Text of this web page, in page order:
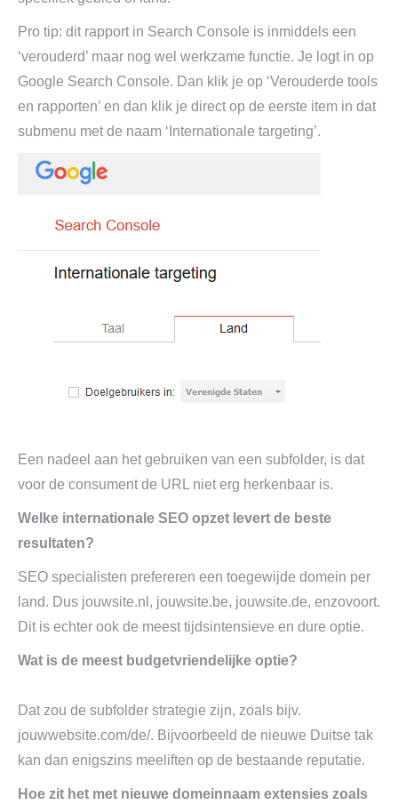
Pro tip: dit rapport in Search Console is inmiddels een
‘verouderd’ maar nog wel werkzame functie. Je logt in op
Google Search Console. Dan klik je op ‘Verouderde tools
en rapporten’ en dan klik je direct op de eerste item in dat
submenu met de naam ‘Internationale targeting’.
Een nadeel aan het gebruiken van een subfolder, is dat
voor de consument de URL niet erg herkenbaar is.
Welke internationale SEO opzet levert de beste
resultaten?
SEO specialisten prefereren een toegewijde domein per
land. Dus jouwsite.nl, jouwsite.be, jouwsite.de, enzovoort.
Dit is echter ook de meest tijdsintensieve en dure optie.
Wat is de meest budgetvriendelijke optie?
Dat zou de subfolder strategie zijn, zoals bijv.
jouwwebsite.com/de/. Bijvoorbeeld de nieuwe Duitse tak
kan dan enigszins meeliften op de bestaande reputatie.
Hoe zit het met nieuwe domeinnaam extensies zoals